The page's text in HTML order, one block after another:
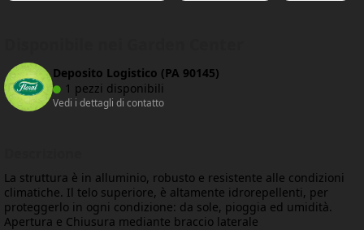
Deposito Logistico (PA 90145)
1 pezzi disponibili
Vedi i dettagli di contatto
La struttura è in alluminio, robusto e resistente alle condizioni
climatiche. Il telo superiore, è altamente idrorepellenti, per
proteggerlo in ogni condizione: da sole, pioggia ed umidità.
Apertura e Chiusura mediante braccio laterale